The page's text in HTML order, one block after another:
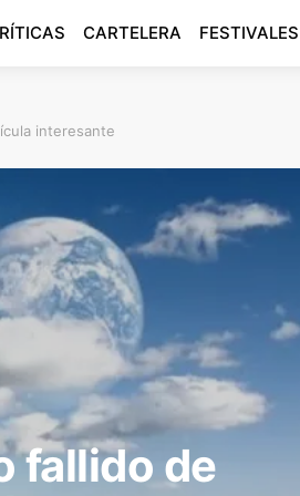
CARTELERA FESTIVALES
interesante
fallido de